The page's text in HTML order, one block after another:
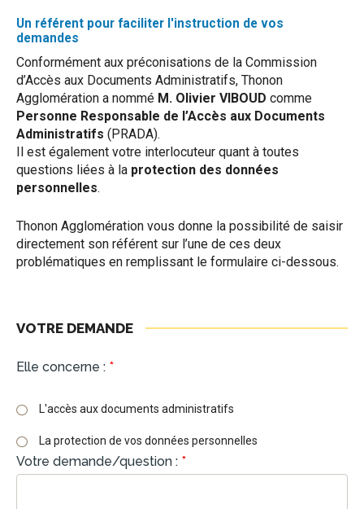
Un référent pour faciliter l'instruction de vos
demandes
Conformément aux préconisations de la Commission
d’Accès aux Documents Administratifs, Thonon
Agglomération a nommé M. Olivier VIBOUD comme
Personne Responsable de l’Accès aux Documents
Administratifs (PRADA).
Il est également votre interlocuteur quant à toutes
questions liées à la protection des données
personnelles.
Thonon Agglomération vous donne la possibilité de saisir
directement son référent sur l’une de ces deux
problématiques en remplissant le formulaire ci-dessous.
VOTRE DEMANDE
Elle concerne : *
L'accès aux documents administratifs
La protection de vos données personnelles
Votre demande/question : *